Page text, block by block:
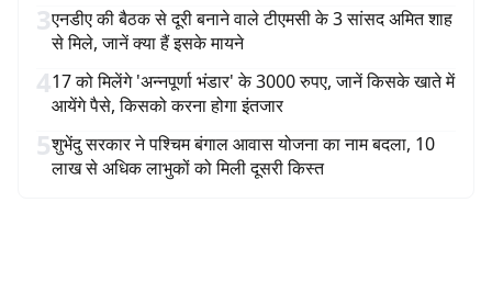
3एनडीए की बैठक से दूरी बनाने वाले टीएमसी के 3 सांसद अमित शाह
से मिले, जानें क्या हैं इसके मायने
417 को मिलेंगे 'अन्नपूर्णा भंडार' के 3000 रुपए, जानें किसके खाते में
आयेंगे पैसे, किसको करना होगा इंतजार
5शुभेंदु सरकार ने पश्चिम बंगाल आवास योजना का नाम बदला, 10
लाख से अधिक लाभुकों को मिली दूसरी किस्त